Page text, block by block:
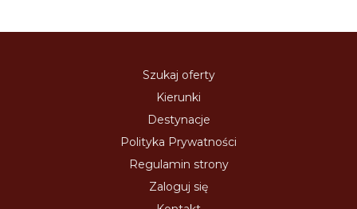
Szukaj oferty
Kierunki
Destynacje
Polityka Prywatności
Regulamin strony
Zaloguj się